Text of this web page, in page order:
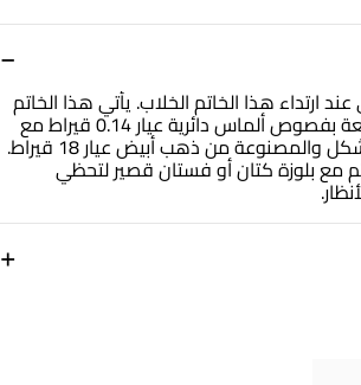
−
ارتداء هذا الخاتم الخلاب. يأتي هذا الخاتم
مزين بشكل وردة مرصعة بفصوص ألماس دائرية عيار 0.14 قيراط مع
بعض الأجزاء الخرزية الشكل والمصنوعة من ذهب أبيض عيار 18 قيراط.
مع بلوزة كتان أو فستان قصير لتحظي
+